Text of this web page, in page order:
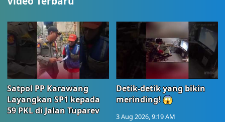
Satpol PP Karawang
Layangkan SP1 kepada
59 PKL di Jalan Tuparev
Detik-detik yang bikin
merinding! 😱
3 Aug 2026, 9:19 AM